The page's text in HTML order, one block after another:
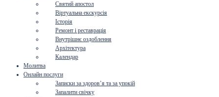
Святий апостол
Віртуальна екскурсія
Історія
Ремонт і реставрація
Внутрішнє оздоблення
Архітектура
Календар
Молитва
Онлайн послуги
Записки за здоров’я та за упокій
Запалити свічку